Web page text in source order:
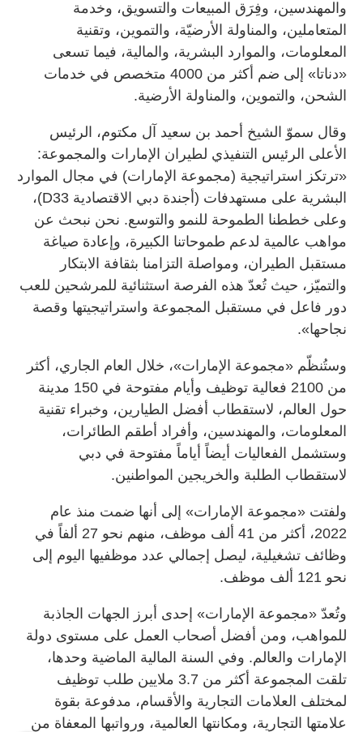
والمهندسين، وفِرَق المبيعات والتسويق، وخدمة
المتعاملين، والمناولة الأرضيّة، والتموين، وتقنية
المعلومات، والموارد البشرية، والمالية، فيما تسعى
«دناتا» إلى ضم أكثر من 4000 متخصص في خدمات
الشحن، والتموين، والمناولة الأرضية.
وقال سموّ الشيخ أحمد بن سعيد آل مكتوم، الرئيس
الأعلى الرئيس التنفيذي لطيران الإمارات والمجموعة:
«ترتكز استراتيجية (مجموعة الإمارات) في مجال الموارد
البشرية على مستهدفات (أجندة دبي الاقتصادية D33)،
وعلى خططنا الطموحة للنمو والتوسع. نحن نبحث عن
مواهب عالمية لدعم طموحاتنا الكبيرة، وإعادة صياغة
مستقبل الطيران، ومواصلة التزامنا بثقافة الابتكار
والتميّز، حيث تُعدّ هذه الفرصة استثنائية للمرشحين للعب
دور فاعل في مستقبل المجموعة واستراتيجيتها وقصة
نجاحها».
وستُنظّم «مجموعة الإمارات»، خلال العام الجاري، أكثر
من 2100 فعالية توظيف وأيام مفتوحة في 150 مدينة
حول العالم، لاستقطاب أفضل الطيارين، وخبراء تقنية
المعلومات، والمهندسين، وأفراد أطقم الطائرات،
وستشمل الفعاليات أيضاً أياماً مفتوحة في دبي
لاستقطاب الطلبة والخريجين المواطنين.
ولفتت «مجموعة الإمارات» إلى أنها ضمت منذ عام
2022، أكثر من 41 ألف موظف، منهم نحو 27 ألفاً في
وظائف تشغيلية، ليصل إجمالي عدد موظفيها اليوم إلى
نحو 121 ألف موظف.
وتُعدّ «مجموعة الإمارات» إحدى أبرز الجهات الجاذبة
للمواهب، ومن أفضل أصحاب العمل على مستوى دولة
الإمارات والعالم. وفي السنة المالية الماضية وحدها،
تلقت المجموعة أكثر من 3.7 ملايين طلب توظيف
لمختلف العلامات التجارية والأقسام، مدفوعة بقوة
علامتها التجارية، ومكانتها العالمية، ورواتبها المعفاة من